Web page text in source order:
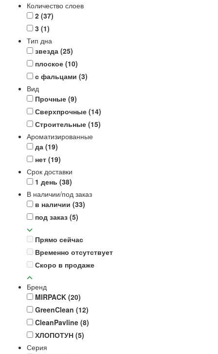
Количество слоев
2 (37)
3 (1)
Тип дна
звезда (25)
плоское (10)
с фальцами (3)
Вид
Прочные (9)
Сверхпрочные (14)
Строительные (15)
Ароматизированные
да (19)
нет (19)
Срок доставки
1 день (38)
В наличии/под заказ
в наличии (33)
под заказ (5)
Прямо сейчас
Временно отсутствует
Скоро в продаже
Бренд
MIRPACK (20)
GreenClean (12)
CleanPavline (8)
ХЛОПОТУН (5)
Серия